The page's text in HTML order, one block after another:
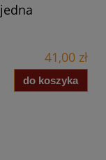
41,00 zł
do koszyka